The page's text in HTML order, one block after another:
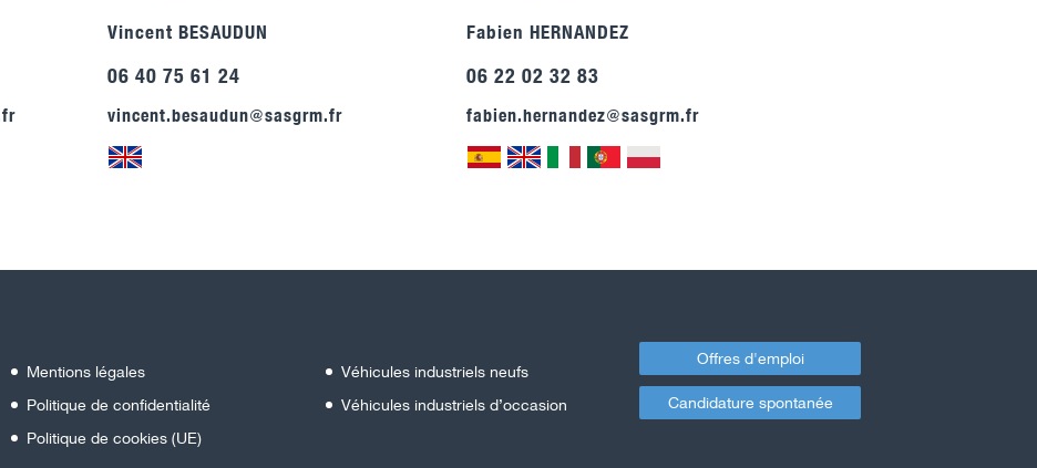
Vincent BESAUDUN
06 40 75 61 24
vincent.besaudun@sasgrm.fr
Fabien HERNANDEZ
06 22 02 32 83
fabien.hernandez@sasgrm.fr
Mentions légales
Politique de confidentialité
Politique de cookies (UE)
Véhicules industriels neufs
Véhicules industriels d’occasion
Offres d'emploi
Candidature spontanée